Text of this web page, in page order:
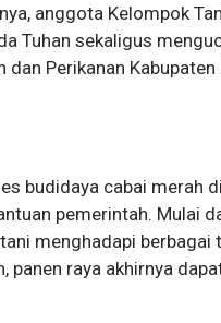
anggota Kelompok
Tuhan sekaligus
dan Perikanan
budidaya cabai merah
pemerintah. Mulai
menghadapi
panen raya akhirnya